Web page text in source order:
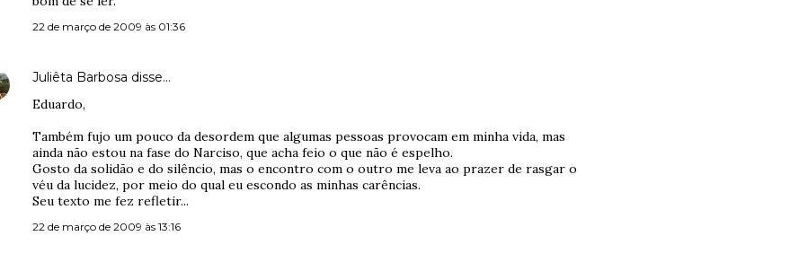
22 de março de 2009 às 01:36
Juliêta Barbosa disse…
Eduardo,
Também fujo um pouco da desordem que algumas pessoas provocam em minha vida, mas
ainda não estou na fase do Narciso, que acha feio o que não é espelho.
Gosto da solidão e do silêncio, mas o encontro com o outro me leva ao prazer de rasgar o
véu da lucidez, por meio do qual eu escondo as minhas carências.
Seu texto me fez refletir...
22 de março de 2009 às 13:16